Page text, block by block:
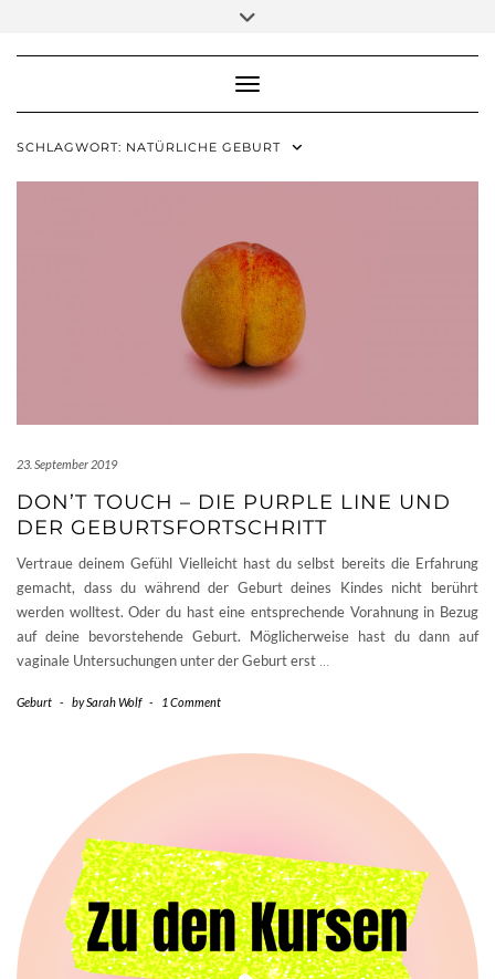
Toggle Navigation
SCHLAGWORT: NATÜRLICHE GEBURT
23. September 2019
DON’T TOUCH – DIE PURPLE LINE UND
DER GEBURTSFORTSCHRITT
Vertraue deinem Gefühl Vielleicht hast du selbst bereits die Erfahrung
gemacht, dass du während der Geburt deines Kindes nicht berührt
werden wolltest. Oder du hast eine entsprechende Vorahnung in Bezug
auf deine bevorstehende Geburt. Möglicherweise hast du dann auf
vaginale Untersuchungen unter der Geburt erst
Geburt - bySarah Wolf - 1 Comment